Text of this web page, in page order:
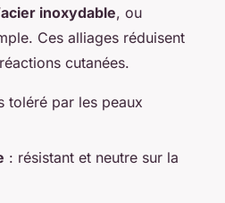
acier inoxydable, ou
Ces alliages réduisent
cutanées.
toléré par les peaux
: résistant et neutre sur la